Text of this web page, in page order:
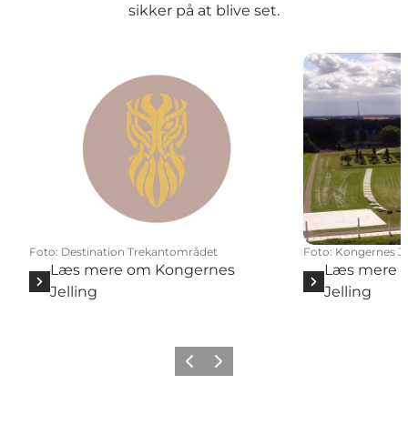
sikker på at blive set.
Foto: Destination Trekantområdet
Læs mere om Kongernes
Jelling
Foto: Kongernes
Læs mere
Jelling
Forrige billede
Næste billede